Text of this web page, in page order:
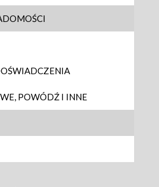
POWÓDŹ I INNE